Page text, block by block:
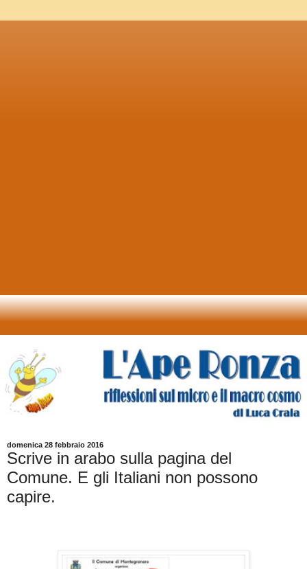
domenica 28 febbraio 2016
Scrive in arabo sulla pagina del
Comune. E gli Italiani non possono
capire.